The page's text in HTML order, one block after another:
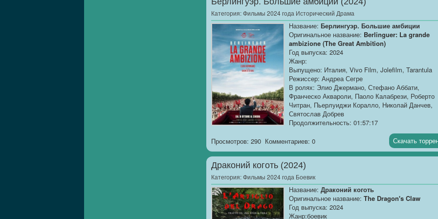
Размер:...
Категория:Фильмы 2024 года Исторический Драма
Название: Берлингуэр. Большие амбиции
Оригинальное название: Berlinguer: La grande
ambizione (The Great Ambition)
Год выпуска: 2024
Жанр:
Выпущено: Италия, Vivo Film, Jolefilm, Tarantula
Режиссер: Андреа Сегре
В ролях: Элио Джермано, Стефано Аббати,
Франческо Аквароли, Паоло Калабрези, Роберто
Читран, Пьерлуиджи Коралло, Николай Данчев,
Святослав Добрев
Продолжительность: 01:57:17
Профессиональный многоголосый
["Синема УС"]
Качество:TS
Размер:...
Просмотров: 290 Комментариев: 0 Скачать
Драконий коготь (2024)
Категория:Фильмы 2024 года Боевик
Название: Драконий коготь
Оригинальное название: The Dragon's Claw
Год выпуска: 2024
Жанр:боевик